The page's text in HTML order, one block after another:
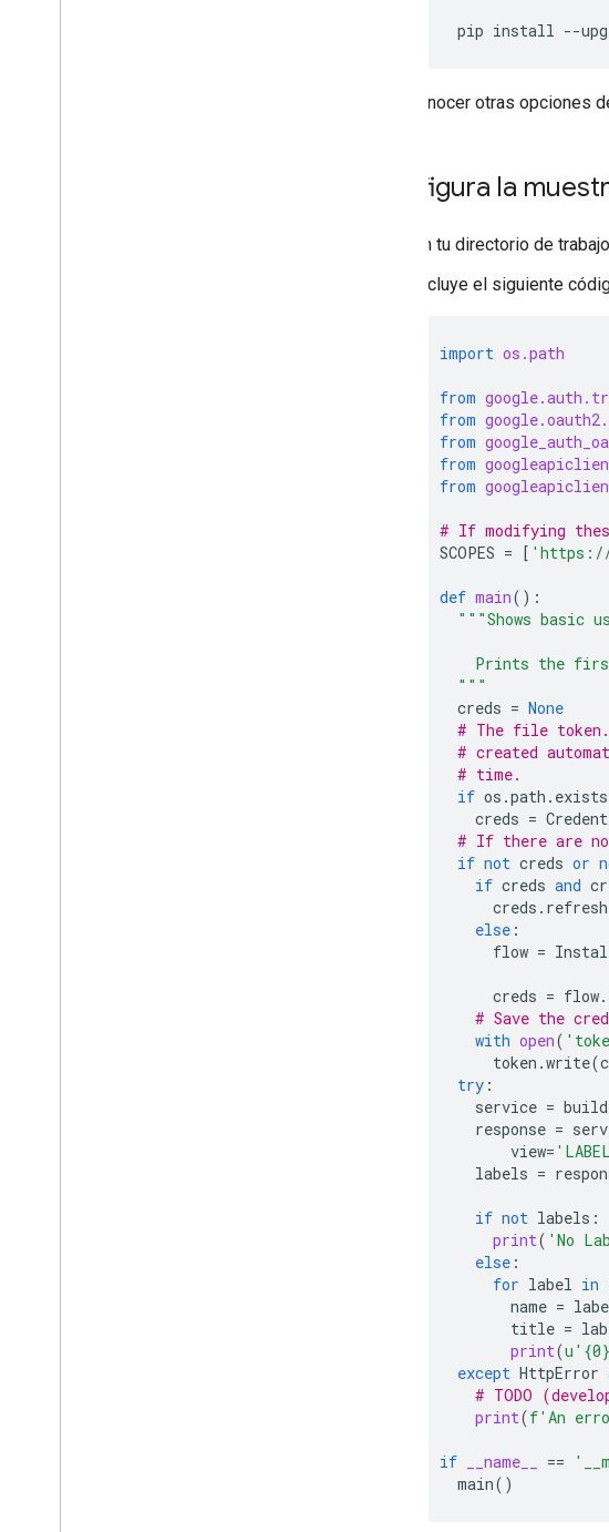
pip install --
Para conocer otras opciones
Configura la
En tu directorio de
Incluye el siguiente
import os.path
from
from
from
from
from
# If modifying
SCOPES = [ 'https://
def main():
"""Shows basic
Prints the
  """
creds = None
# The file
# created
# time.
if os .path . exists
creds =
# If there are
if not creds or
if creds and
creds . refresh
else :
flow =
creds = flow.
# Save the
with open(
token .write(
try :
service = build
response =
view=
labels =
if not labels :
print( 'No
else :
for label in
name =
title =
print(u ' {0}
except HttpError
# TODO
print(f'An
if __name__ ==
main()